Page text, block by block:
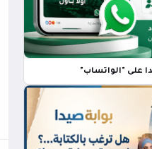
على "الواتساب"